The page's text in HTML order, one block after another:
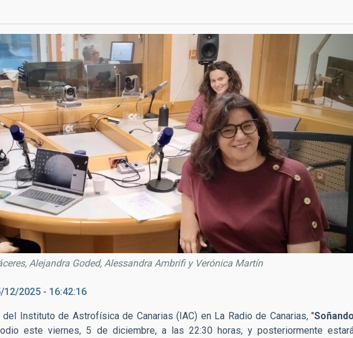
Alejandra Goded, Alessandra Ambrifi y Verónica Martín
12/2025 - 16:42:16
Instituto de Astrofísica de Canarias (IAC) en La Radio de Canarias, "Soñando
este viernes, 5 de diciembre, a las 22:30 horas, yposteriormente